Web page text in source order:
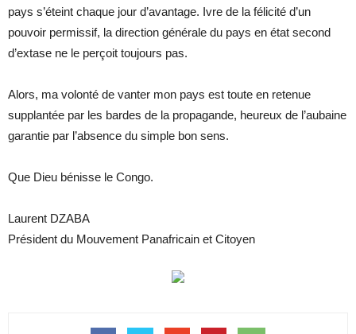
pays s’éteint chaque jour d’avantage. Ivre de la félicité d’un
pouvoir permissif, la direction générale du pays en état second
d’extase ne le perçoit toujours pas.
Alors, ma volonté de vanter mon pays est toute en retenue
supplantée par les bardes de la propagande, heureux de l’aubaine
garantie par l’absence du simple bon sens.
Que Dieu bénisse le Congo.
Laurent DZABA
Président du Mouvement Panafricain et Citoyen